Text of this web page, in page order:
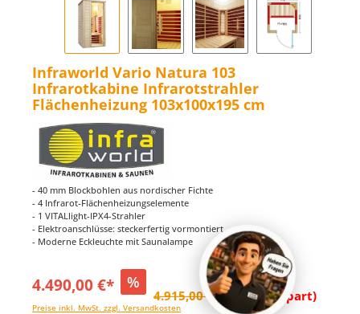
Infraworld Vario Natura 103
Infrarotkabine Infrarotstrahler
Flächenheizung 103x100x195 cm
- 40 mm Blockbohlen aus nordischer Fichte
- 4 Infrarot-Flächenheizungselemente
- 1 VITALlight-IPX4-Strahler
- Elektroanschlüsse: steckerfertig vormontiert
- Moderne Eckleuchte mit Saunalampe
4.490,00 €* %
4.915,00 €* (8.65% gespart)
Preise inkl. MwSt. zzgl. Versandkosten